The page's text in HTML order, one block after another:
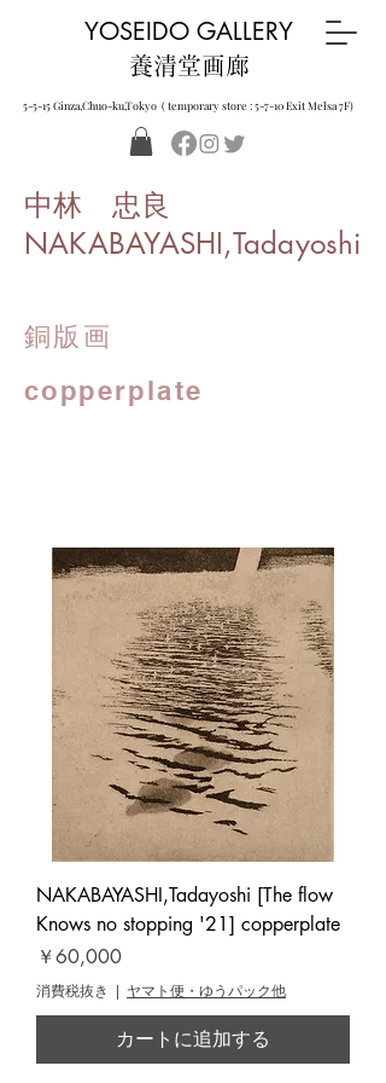
YOSEIDO GALLERY
養清堂画廊
5-5-15 Ginza,Chuo-ku,Tokyo ( temporary store : 5-7-10 Exit Melsa 7F)
中林 忠良
NAKABAYASHI,Tadayoshi
銅版画
copperplate
NAKABAYASHI,Tadayoshi [The flow
Knows no stopping '21] copperplate
価格
￥60,000
消費税抜き | ヤマト便・ゆうパック他
カートに追加する